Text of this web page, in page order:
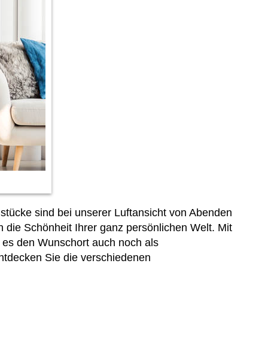
sind bei unserer Luftansicht von Abenden
Schönheit Ihrer ganz persönlichen Welt. Mit
den Wunschort auch noch als
Sie die verschiedenen